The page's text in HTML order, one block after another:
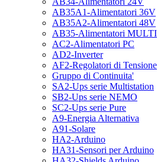
AB35A1-Alimentatori 36V
AB35A2-Alimentatori 48V
AB35-Alimentatori MULTI
AC2-Alimentatori PC
AD2-Inverter
AF2-Regolatori di Tensione
Gruppo di Continuita'
SA2-Ups serie Multistation
SB2-Ups serie NEMO
SC2-Ups serie Pure
A9-Energia Alternativa
A91-Solare
HA2-Arduino
HA31-Sensori per Arduino